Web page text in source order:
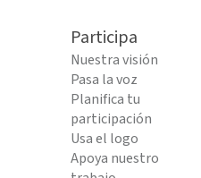
Participa
Nuestra visión
Pasa la voz
Planifica tu
participación
Usa el logo
Apoya nuestro